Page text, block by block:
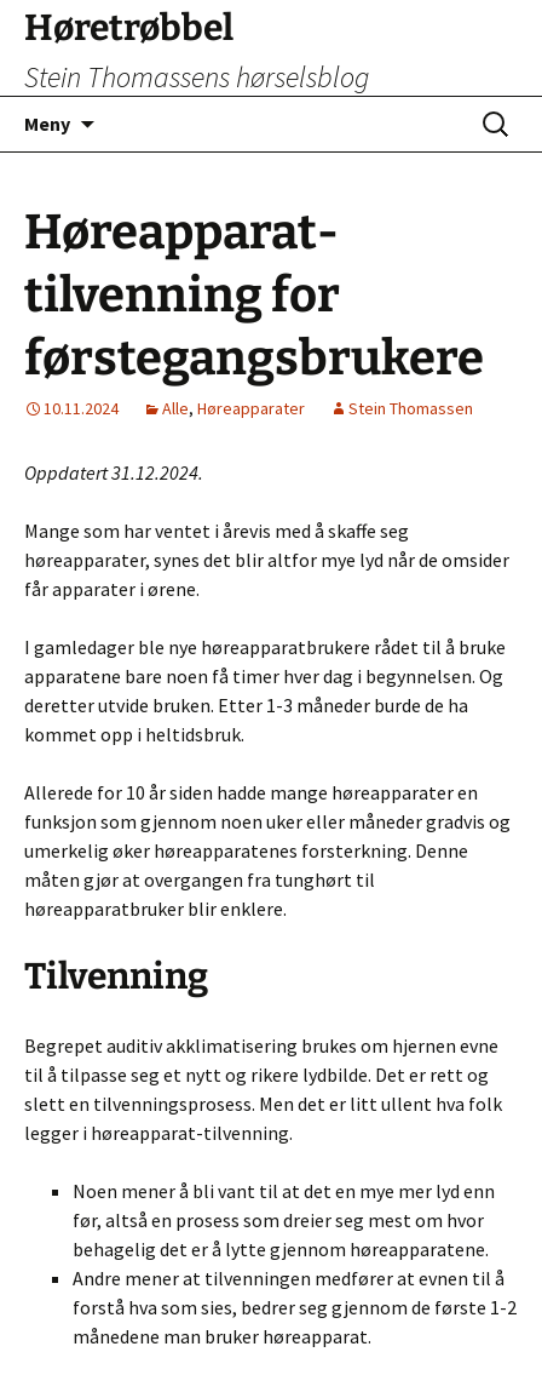
Hopp
innhold
Høretrøbbel
Stein Thomassens hørselsblog
Meny
Søk
etter:
Høreapparat-
tilvenning for
førstegangsbrukere
10.11.2024 Alle, Høreapparater Stein Thomassen
Oppdatert 31.12.2024.
Mange som har ventet i årevis med å skaffe seg
høreapparater, synes det blir altfor mye lyd når de omsider
får apparater i ørene.
I gamledager ble nye høreapparatbrukere rådet til å bruke
apparatene bare noen få timer hver dag i begynnelsen. Og
deretter utvide bruken. Etter 1-3 måneder burde de ha
kommet opp i heltidsbruk.
Allerede for 10 år siden hadde mange høreapparater en
funksjon som gjennom noen uker eller måneder gradvis og
umerkelig øker høreapparatenes forsterkning. Denne
måten gjør at overgangen fra tunghørt til
høreapparatbruker blir enklere.
Tilvenning
Begrepet auditiv akklimatisering brukes om hjernen evne
til å tilpasse seg et nytt og rikere lydbilde. Det er rett og
slett en tilvenningsprosess. Men det er litt ullent hva folk
legger i høreapparat-tilvenning.
Noen mener å bli vant til at det en mye mer lyd enn
før, altså en prosess som dreier seg mest om hvor
behagelig det er å lytte gjennom høreapparatene.
Andre mener at tilvenningen medfører at evnen til å
forstå hva som sies, bedrer seg gjennom de første 1-2
månedene man bruker høreapparat.